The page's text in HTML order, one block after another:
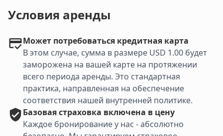
Условия аренды
Может потребоваться кредитная карта
В этом случае, сумма в размере USD 1.00 будет
заморожена на вашей карте на протяжении
всего периода аренды. Это стандартная
практика, направленная на обеспечение
соответствия нашей внутренней политике.
Базоваястраховка включена в цену
Каждое бронирование у нас - абсолютно